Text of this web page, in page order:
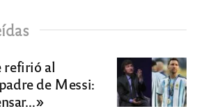
refirió al
de Messi: